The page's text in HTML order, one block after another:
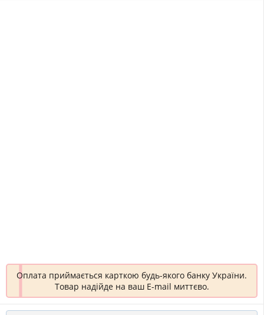
Оплата приймається карткою будь-якого банку України.
Товар надійде на ваш E-mail миттєво.